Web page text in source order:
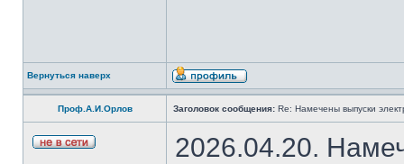
Вернуться наверх
Проф.А.И.Орлов Заголовок сообщения: Re: Намечены выпуски
2026.04.20.